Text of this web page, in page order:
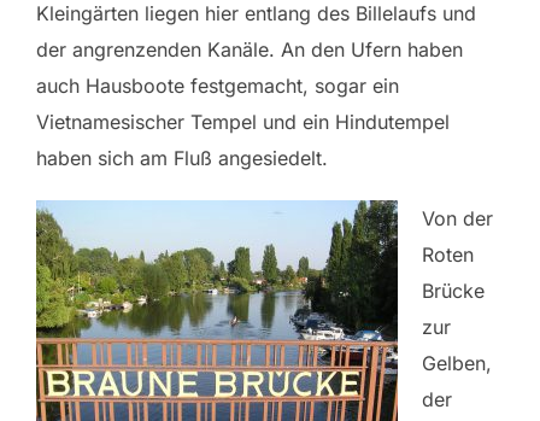
Kleingärten liegen hier entlang des Billelaufs und
der angrenzenden Kanäle. An den Ufern haben
auch Hausboote festgemacht, sogar ein
Vietnamesischer Tempel und ein Hindutempel
haben sich am Fluß angesiedelt.
Von der
Roten
Brücke
zur
Gelben,
der